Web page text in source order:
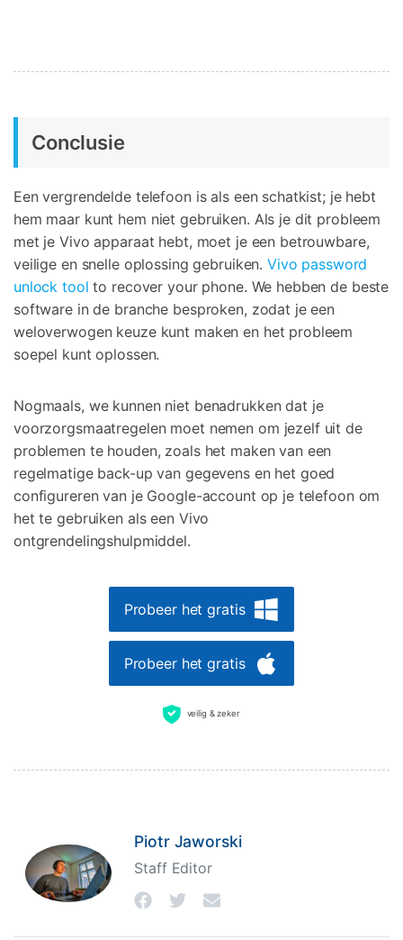
Conclusie
Een vergrendelde telefoon is als een schatkist; je hebt
hem maar kunt hem niet gebruiken. Als je dit probleem
met je Vivo apparaat hebt, moet je een betrouwbare,
veilige en snelle oplossing gebruiken.Vivo password
unlock tool to recover your phone. We hebben de beste
software in de branche besproken, zodat je een
weloverwogen keuze kunt maken en het probleem
soepel kunt oplossen.
Nogmaals, we kunnen niet benadrukken dat je
voorzorgsmaatregelen moet nemen om jezelf uit de
problemen te houden, zoals het maken van een
regelmatige back-up van gegevens en het goed
configureren van je Google-account op je telefoon om
het te gebruiken als een Vivo
ontgrendelingshulpmiddel.
Probeer het gratis
Probeer het gratis
veilig & zeker
Piotr Jaworski
Staff Editor